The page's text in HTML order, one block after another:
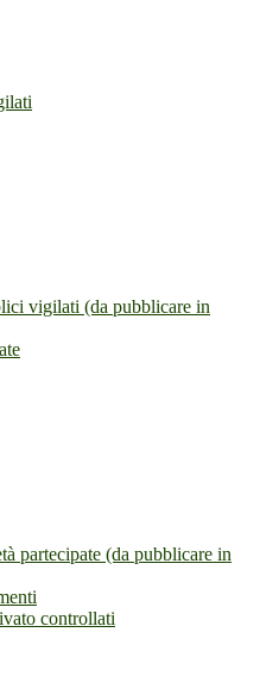
vigilati (da pubblicare in
partecipate (da pubblicare in
controllati